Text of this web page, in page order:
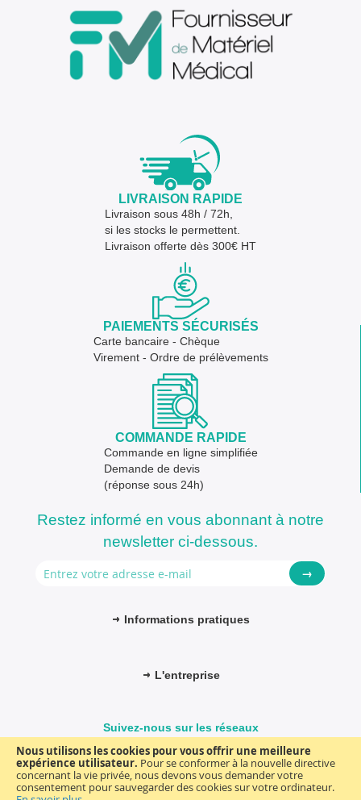
Nous utilisons les cookies pour vous offrir une meilleure
expérience utilisateur. Pour se conformer à la nouvelle directive
concernant la vie privée, nous devons vous demander votre
consentement pour sauvegarder des cookies sur votre ordinateur.
LIVRAISON RAPIDE
Livraison sous 48h / 72h,
si les stocks le permettent.
Livraison offerte dès 300€ HT
PAIEMENTS SÉCURISÉS
Carte bancaire - Chèque
Virement - Ordre de prélèvements
COMMANDE RAPIDE
Commande en ligne simplifiée
Demande de devis
(réponse sous 24h)
Restez informé en vous abonnant à notre
newsletter ci-dessous.
→
Informations pratiques
L'entreprise
Suivez-nous sur les réseaux
© FM-médical. Tous droits réservés 2025Termes et Conditions